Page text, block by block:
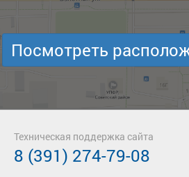
Посмотреть
Техническая поддержка сайта
8 (391) 274-79-08